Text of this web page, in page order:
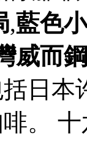
,藍色
威而
日本
。